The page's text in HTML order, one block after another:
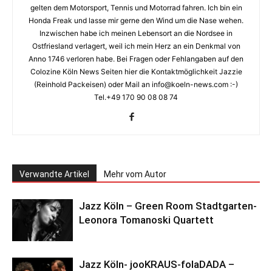
gelten dem Motorsport, Tennis und Motorrad fahren. Ich bin ein
Honda Freak und lasse mir gerne den Wind um die Nase wehen.
Inzwischen habe ich meinen Lebensort an die Nordsee in
Ostfriesland verlagert, weil ich mein Herz an ein Denkmal von
Anno 1746 verloren habe. Bei Fragen oder Fehlangaben auf den
Colozine Köln News Seiten hier die Kontaktmöglichkeit Jazzie
(Reinhold Packeisen) oder Mail an info@koeln-news.com :-)
Tel.+49 170 90 08 08 74
Verwandte Artikel Mehr vom Autor
Jazz Köln – Green Room Stadtgarten-
Leonora Tomanoski Quartett
Jazz Köln- jooKRAUS-folaDADA –